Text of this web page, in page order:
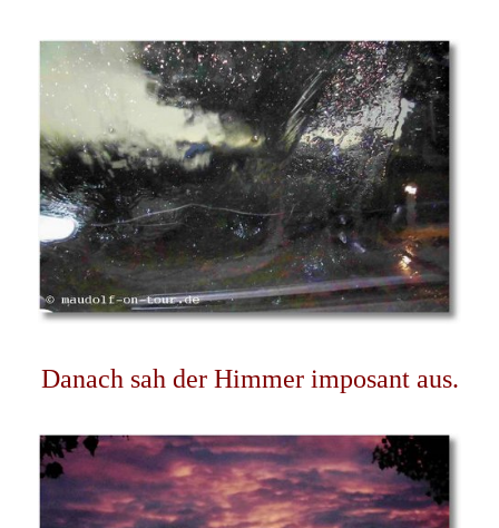
Danach sah der Himmer imposant aus.